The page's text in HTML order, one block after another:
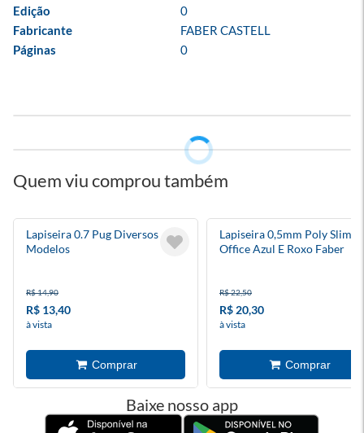
Edição
0
Fabricante
FABER CASTELL
Páginas
0
Quem viu comprou também
Lapiseira 0.7 Pug Diversos
Modelos
R$ 14,90
R$ 13,40
à vista
Lapiseira 0,5mm Poly Slim
Office Azul E Roxo Faber
R$ 22,50
R$ 20,30
à vista
Baixe nosso app